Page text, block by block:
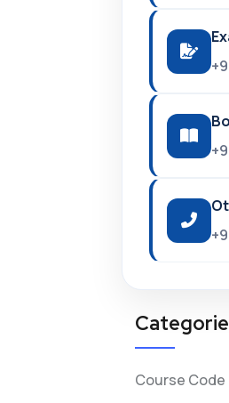
Course Code